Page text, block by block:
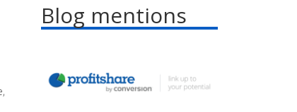
Blog mentions